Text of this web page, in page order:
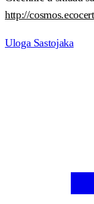
http://
Uloga Sastojaka